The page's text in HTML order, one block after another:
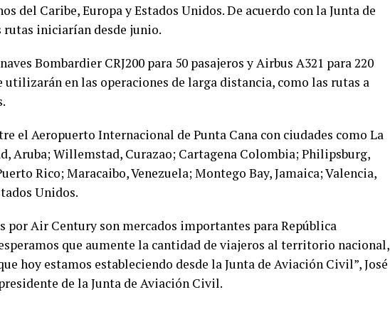
del Caribe, Europa y Estados Unidos. De acuerdo con la Junta de
iniciarían desde junio.
Bombardier CRJ200 para 50 pasajeros y Airbus A321 para 220
utilizarán en las operaciones de larga distancia, como las rutas a
el Aeropuerto Internacional de Punta Cana con ciudades como La
Aruba; Willemstad, Curazao; Cartagena Colombia; Philipsburg,
Rico; Maracaibo, Venezuela; Montego Bay, Jamaica; Valencia,
Unidos.
por Air Century son mercados importantes para República
que aumente la cantidad de viajeros al territorio nacional,
hoy estamos estableciendo desde la Junta de Aviación Civil”, José
de la Junta de Aviación Civil.